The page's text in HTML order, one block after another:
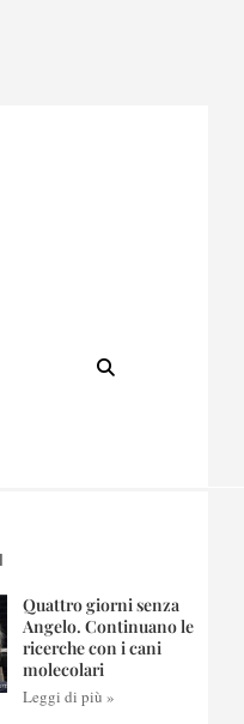
Quattro giorni senza
Angelo. Continuano le
ricerche con i cani
molecolari
Leggi di più »